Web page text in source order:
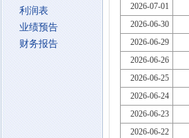
利润表
业绩预告
财务报告
2026-07-01
2026-06-30
2026-06-29
2026-06-26
2026-06-25
2026-06-24
2026-06-23
2026-06-22